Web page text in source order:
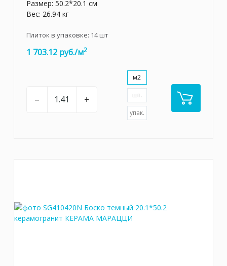
Размер: 50.2*20.1 см
Вес: 26.94 кг
Плиток в упаковке: 14шт
1 703.12 руб./м2
– +
м2
шт.
упак.